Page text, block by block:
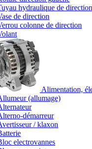
hydraulique de
de direction
colonne de direction
Alimentation,
(allumage)
démarreur
/ klaxon
electrovannes